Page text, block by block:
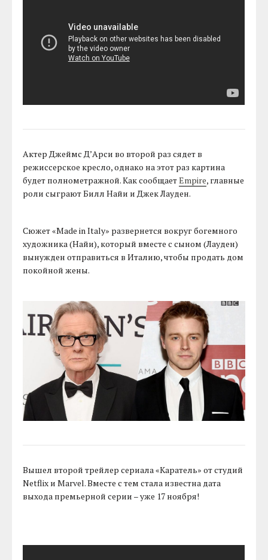
Актер Джеймс Д’Арси во второй раз сядет в
режиссерское кресло, однако на этот раз картина
будет полнометражной. Как сообщаетEmpire, главные
роли сыграют Билл Найи и Джек Лауден.
Сюжет «Made in Italy» развернется вокруг богемного
художника (Найи), который вместе с сыном (Лауден)
вынужден отправиться в Италию, чтобы продать дом
покойной жены.
Вышел второй трейлер сериала «Каратель» от студий
Netflix и Marvel. Вместе с тем стала известна дата
выхода премьерной серии – уже 17 ноября!